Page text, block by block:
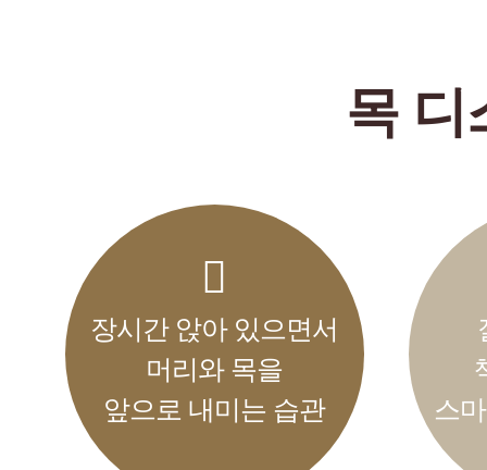
목 디
장시간 앉아 있으면서
머리와 목을
앞으로 내미는 습관
스